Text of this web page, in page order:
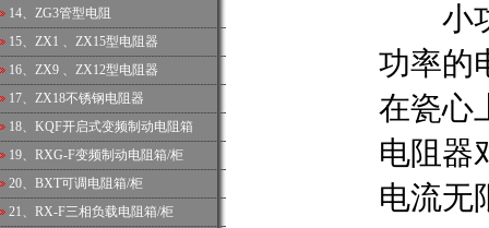
14、 ZG3管型电阻
15、 ZX1 、ZX15型电阻器
16、 ZX9 、ZX12型电阻器
17、 ZX18不锈钢电阻器
18、 KQF开启式变频制动电阻箱
19、 RXG-F变频制动电阻箱/柜
20、 BXT可调电阻箱/柜
21、 RX-F三相负载电阻箱/柜
小功
功率的
在瓷心
电阻器
电流无